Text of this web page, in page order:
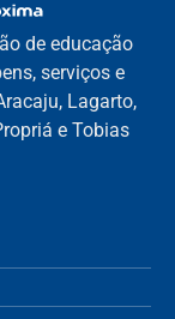
de educação
serviços e
Lagarto,
e Tobias